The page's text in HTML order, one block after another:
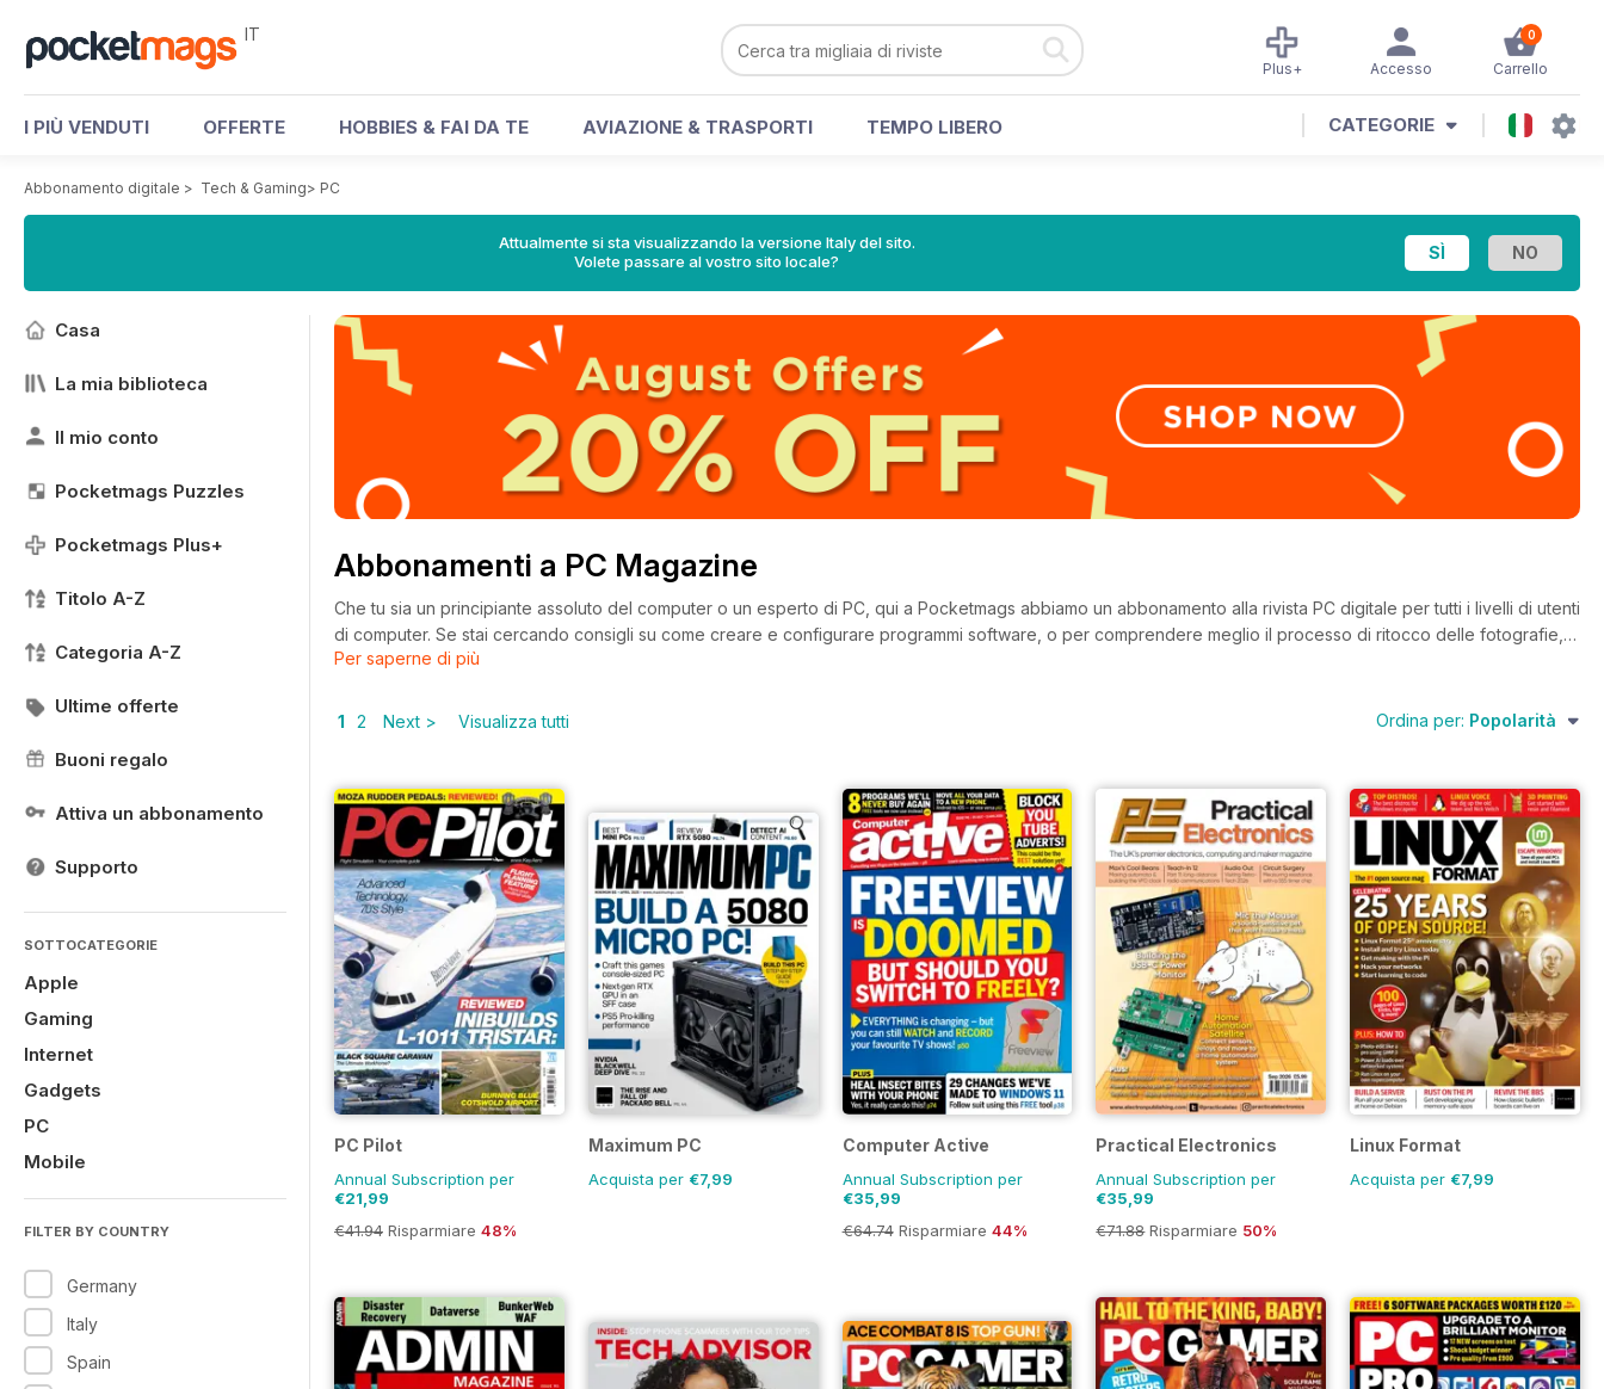
IT 0
Carrello
Accesso
Plus+
I PIÙ VENDUTI OFFERTE HOBBIES & FAI DA TE AVIAZIONE & TRASPORTI TEMPO LIBERO CATEGORIE
Abbonamento digitale > Tech & Gaming> PC
Attualmente si sta visualizzando la versione Italy del sito.
Volete passare al vostro sito locale?
Casa
La mia biblioteca
Il mio conto
Pocketmags Puzzles
Pocketmags Plus+
Titolo A-Z
Categoria A-Z
Ultime offerte
Buoni regalo
Attiva un abbonamento
Supporto
SOTTOCATEGORIE
Apple
Gaming
Internet
Gadgets
PC
Mobile
FILTER BY COUNTRY
Germany
Italy
Spain
Abbonamenti a PC Magazine
Che tu sia un principiante assoluto del computer o un esperto di PC, qui a Pocketmags abbiamo un abbonamento alla rivista PC digitale per tutti i livelli di utenti
di computer. Se stai cercando consigli su come creare e configurare programmi software, o per comprendere meglio il processo di ritocco delle fotografie, o
forse hai bisogno di consigli e suggerimenti su come possedere, mantenere e riparare il tuo computer desktop o laptop, c'è una rivista di computer qui per
assicurarti di ottenere il massimo dal tuo dispositivo.
Per saperne di più
1 2 Next > Visualizza tutti Ordina per: Popolarità
PC Pilot
Annual Subscription per
€21,99
€41.94 Risparmiare 48%
Maximum PC
Acquista per €7,99
Computer Active
Annual Subscription per
€35,99
€64.74Risparmiare 44%
Practical Electronics
Annual Subscription per
€35,99
€71.88Risparmiare 50%
Linux Format
Acquista per €7,99